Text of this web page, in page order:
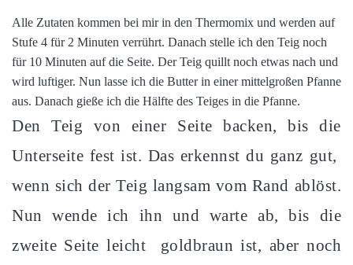
Alle Zutaten kommen bei mir in den Thermomix und werden auf
Stufe 4 für 2 Minuten verrührt. Danach stelle ich den Teig noch
für 10 Minuten auf die Seite. Der Teig quillt noch etwas nach und
wird luftiger. Nun lasse ich die Butter in einer mittelgroßen Pfanne
aus. Danach gieße ich die Hälfte des Teiges in die Pfanne.
Den Teig von einer Seite backen, bis die
Unterseite fest ist. Das erkennst du ganz gut,
wenn sich der Teig langsam vom Rand ablöst.
Nun wende ich ihn und warte ab, bis die
zweite Seite leicht goldbraun ist, aber noch